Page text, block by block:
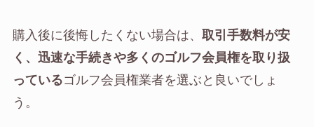
購入後に後悔したくない場合は、 取引手数料が安
く、迅速な手続きや多くのゴルフ会員権を取り扱
っているゴルフ会員権業者を選ぶと良いでしょ
う。